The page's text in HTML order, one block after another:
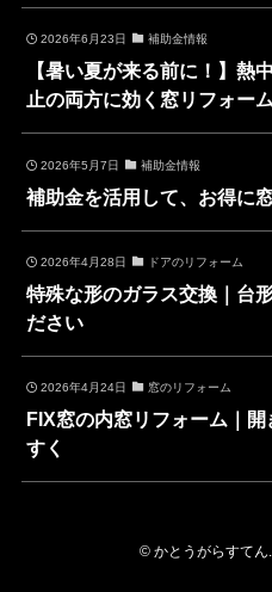
2026年6月23日 補助金情報
【暑い夏が来る前に！】熱
止の両方に効く窓リフォー
2026年5月7日 補助金情報
補助金を活用して、お得に
2026年4月28日 ドアのリフォーム
特殊な形のガラス交換｜台
ださい
2026年4月24日 窓のリフォーム
FIX窓の内窓リフォーム｜
すく
©かとうがらすてん